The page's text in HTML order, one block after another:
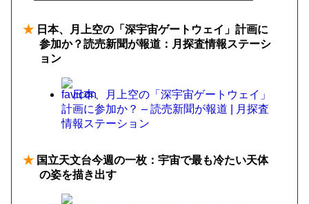
★ 日本、月上空の「深宇宙ゲートウェイ」計画に
参加か？読売新聞が報道：月探査情報ステーシ
ョン
日本、月上空の「深宇宙ゲートウェイ」
計画に参加か？ – 読売新聞が報道 | 月探査
情報ステーション
★ 国立天文台今週の一枚：宇宙で最も冷たい天体
の姿を描き出す